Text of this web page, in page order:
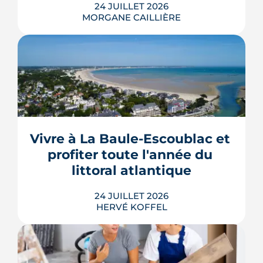
24 JUILLET 2026
MORGANE CAILLIÈRE
Le projet de la ZAC Pirmil-Les Isles
déploie 3 300 logements neufs entre
Rezé et Nantes, dont 55 % attribués au
en Bail Réel Solidaire.
LIRE L'ARTICLE
Vivre à La Baule-Escoublac et
profiter toute l'année du
littoral atlantique
24 JUILLET 2026
HERVÉ KOFFEL